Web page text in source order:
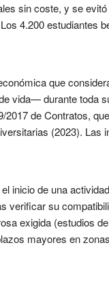
sin coste, y se
4.200 estudiantes
que
vida— durante toda
de Contratos,
(2023). Las
inicio de una
verificar su
exigida (estudios
mayores en